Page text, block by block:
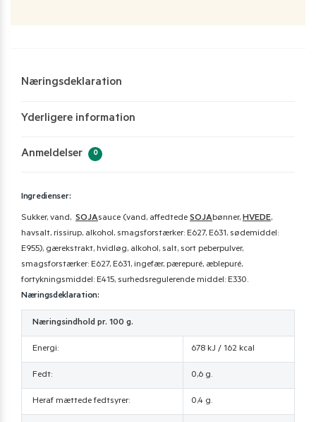
Næringsdeklaration
Yderligere information
Anmeldelser 0
Ingredienser:
Sukker, vand, SOJAsauce (vand, affedtede SOJAbønner, HVEDE,
havsalt, rissirup, alkohol, smagsforstærker: E627, E631, sødemiddel:
E955), gærekstrakt, hvidløg, alkohol, salt, sort peberpulver,
smagsforstærker: E627, E631, ingefær, pærepuré, æblepuré,
fortykningsmiddel: E415, surhedsregulerende middel: E330.
Næringsdeklaration:
Næringsindhold pr. 100 g.
Energi: 678 kJ / 162 kcal
Fedt: 0,6 g.
Heraf mættede fedtsyrer: 0,4 g.